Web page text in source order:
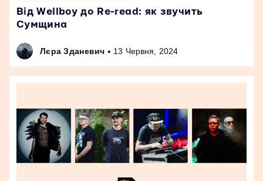
Від Wellboy до Re-read: як звучить
Сумщина
Лєра Зданевич • 13 Червня, 2024